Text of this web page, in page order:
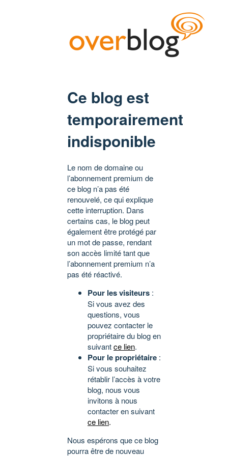
Ce blog est
temporairement
indisponible
Le nom de domaine ou
l’abonnement premium de
ce blog n’a pas été
renouvelé, ce qui explique
cette interruption. Dans
certains cas, le blog peut
également être protégé par
un mot de passe, rendant
son accès limité tant que
l’abonnement premium n’a
pas été réactivé.
Pour les visiteurs :
Si vous avez des
questions, vous
pouvez contacter le
propriétaire du blog en
suivantce lien.
Pour le propriétaire :
Si vous souhaitez
rétablir l’accès à votre
blog, nous vous
invitons à nous
contacter en suivant
ce lien.
Nous espérons que ce blog
pourra être de nouveau